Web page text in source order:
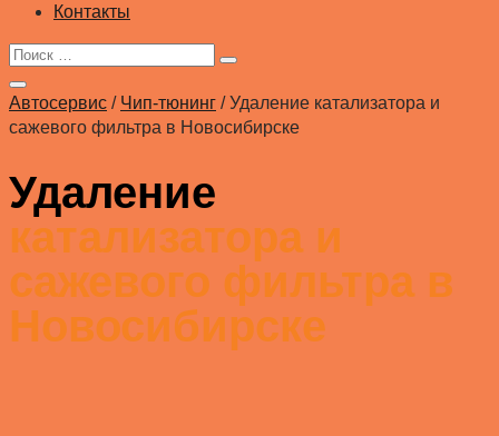
Контакты
Автосервис / Чип-тюнинг / Удаление катализатора и
сажевого фильтра в Новосибирске
Удаление
катализатора и
сажевого фильтра в
Новосибирске